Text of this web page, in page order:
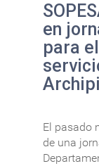
en
para
El pasado
de una